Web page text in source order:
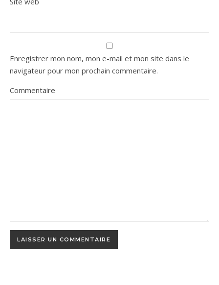
Enregistrer mon nom, mon e-mail et mon site dans le
navigateur pour mon prochain commentaire.
Commentaire